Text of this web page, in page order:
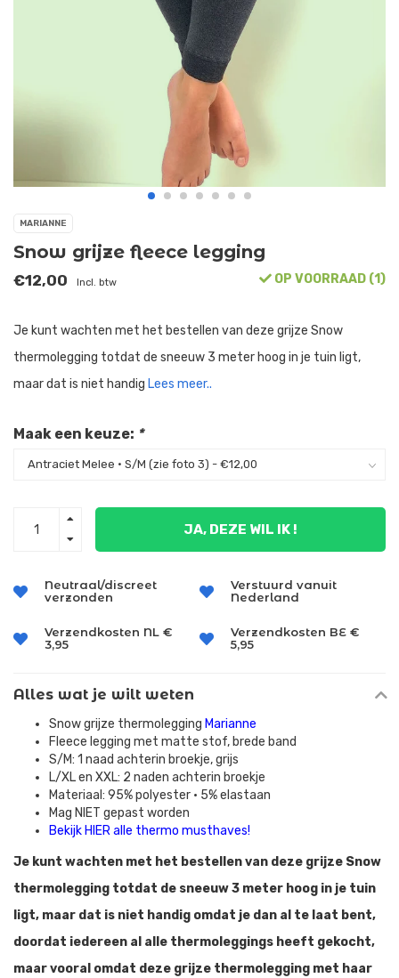
MARIANNE
Snow grijze fleece legging
€12,00 Incl. btw OP VOORRAAD (1)
Je kunt wachten met het bestellen van deze grijze Snow
thermolegging totdat de sneeuw 3 meter hoog in je tuin ligt,
maar dat is niet handig Lees meer..
Maak een keuze: *
JA, DEZE WIL IK !
Neutraal/discreet
verzonden
Verstuurd vanuit
Nederland
Verzendkosten NL €
3,95
Verzendkosten BE €
5,95
Alles wat je wilt weten
Snow grijze thermolegging Marianne
Fleece legging met matte stof, brede band
S/M: 1 naad achterin broekje, grijs
L/XL en XXL: 2 naden achterin broekje
Materiaal: 95% polyester • 5% elastaan
Mag NIET gepast worden
Bekijk HIER alle thermo musthaves!
Je kunt wachten met het bestellen van deze grijze Snow
thermolegging totdat de sneeuw 3 meter hoog in je tuin
ligt, maar dat is niet handig omdat je dan al te laat bent,
doordat iedereen al alle thermoleggings heeft gekocht,
maar vooral omdat deze grijze thermolegging met haar